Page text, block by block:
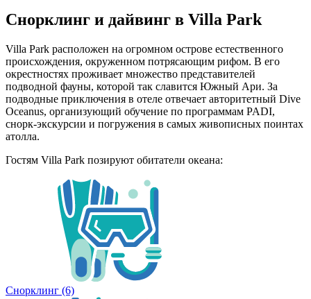
Снорклинг и дайвинг в Villa Park
Villa Park расположен на огромном острове естественного
происхождения, окруженном потрясающим рифом. В его
окрестностях проживает множество представителей
подводной фауны, которой так славится Южный Ари. За
подводные приключения в отеле отвечает авторитетный Dive
Oceanus, организующий обучение по программам PADI,
снорк-экскурсии и погружения в самых живописных поинтах
атолла.
Гостям Villa Park позируют обитатели океана:
Снорклинг (6)